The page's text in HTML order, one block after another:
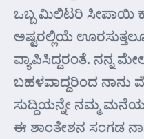
ಒಬ್ಬ ಮಿಲಿಟರಿ ಸೀಪಾಯಿ
ಅಷ್ಟರಲ್ಲಿಯೆ
ವ್ಯಾಪಿಸಿದ್ದರಂತೆ. ನನ್ನ
ಬಹಳವಾದ್ದರಿಂದ ನಾನು
ಸುದ್ದಿಯನ್ನೇ ನಮ್ಮ
ಈ ಶಾಂತೇಶನ ಸಂಗಡ